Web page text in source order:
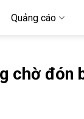
Quảng cáo
chờ đón